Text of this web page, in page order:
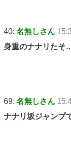
40: 名無しさん
身重のナナリたそ
69: 名無しさん
ナナリ坂ジャンプ